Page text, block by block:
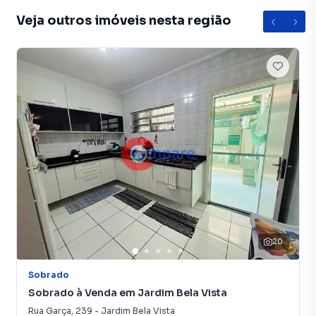
Veja outros imóveis nesta região
20
Sobrado
Sobrado à Venda em Jardim Bela Vista
Rua Garça, 239 - Jardim Bela Vista